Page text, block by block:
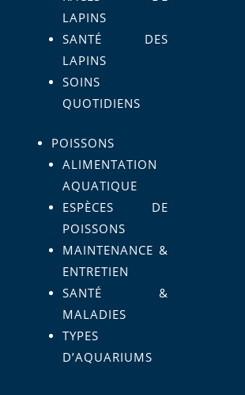
LAPINS
SANTÉ DES
LAPINS
SOINS
QUOTIDIENS
POISSONS
ALIMENTATION
AQUATIQUE
ESPÈCES DE
POISSONS
MAINTENANCE &
ENTRETIEN
SANTÉ &
MALADIES
TYPES
D’AQUARIUMS